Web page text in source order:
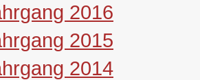
2016
2015
2014